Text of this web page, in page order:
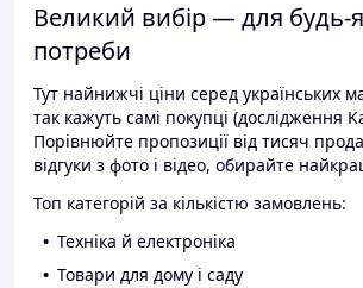
Великий вибір — для будь-
потреби
Тут найнижчі ціни серед українських
так кажуть самі покупці (дослідження
Порівнюйте пропозиції від тисяч
відгуки з фото і відео, обирайте
Топ категорій за кількістю замовлень:
Техніка й електроніка
Товари для дому і саду